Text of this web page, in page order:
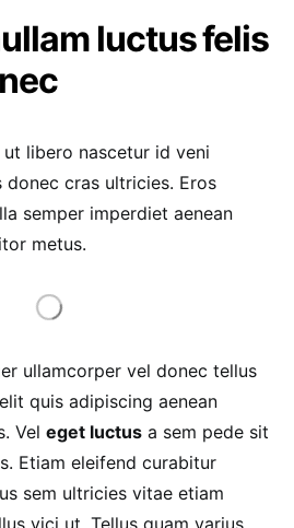
luctus felis
libero nascetur id veni
donec cras ultricies. Eros
semper imperdiet aenean
metus.
ullamcorper vel donec tellus
quis adipiscing aenean
Vel eget luctus a sem pede sit
Etiam eleifend curabitur
sem ultricies vitae etiam
vici ut. Tellus quam varius